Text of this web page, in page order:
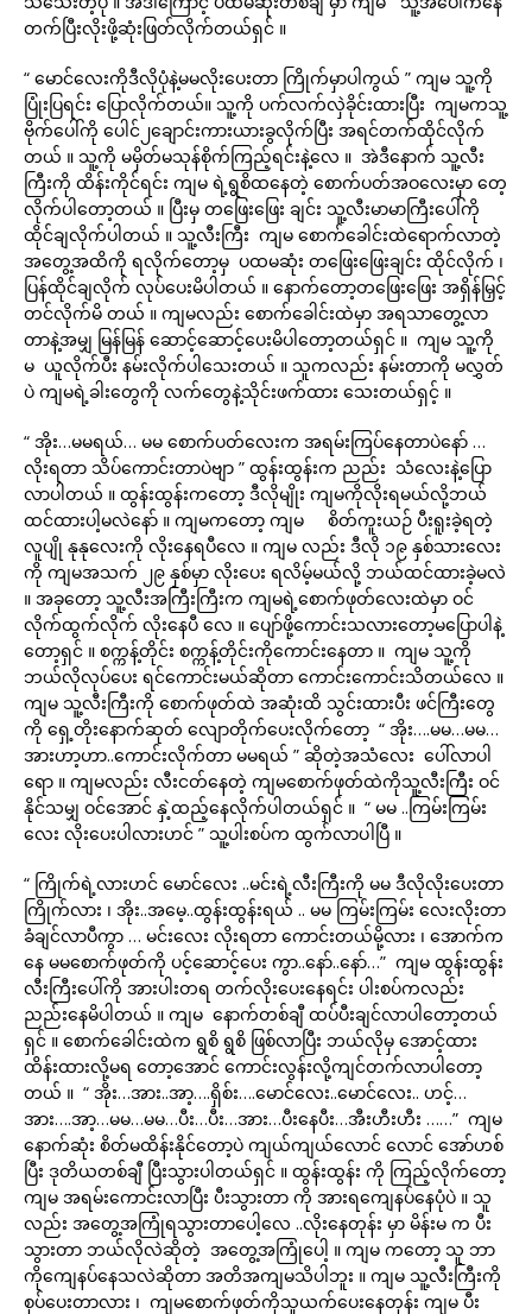
တက်ပြီးလိုးဖို့ဆုံးဖြတ်လိုက်တယ်ရှင် ။
“ မောင်လေးကိုဒီလိုပုံနဲ့မမလိုးပေးတာ ကြိုက်မှာပါကွယ် ” ကျမ သူ့ကို
ပြုံးပြရင်း ပြောလိုက်တယ်။ သူ့ကို ပက်လက်လှဲခိုင်းထားပြီး ကျမကသူ့
ဗိုက်ပေါ်ကို ပေါင်၂ချောင်းကားယားခွလိုက်ပြီး အရင်တက်ထိုင်လိုက်
တယ် ။ သူ့ကို မမှိတ်မသုန်စိုက်ကြည့်ရင်းနဲ့လေ ။ အဲဒီနောက် သူ့လီး
ကြီးကို ထိန်းကိုင်ရင်း ကျမ ရဲ့ရွစိထနေတဲ့ စောက်ပတ်အဝလေးမှာ တေ့
လိုက်ပါတော့တယ် ။ ပြီးမှ တဖြေးဖြေး ချင်း သူ့လီးမာမာကြီးပေါ်ကို
ထိုင်ချလိုက်ပါတယ် ။ သူ့လီးကြီး ကျမ စောက်ခေါင်းထဲရောက်လာတဲ့
အတွေ့အထိကို ရလိုက်တော့မှ ပထမဆုံး တဖြေးဖြေးချင်း ထိုင်လိုက် ၊
ပြန်ထိုင်ချလိုက် လုပ်ပေးမိပါတယ် ။ နောက်တော့တဖြေးဖြေး အရှိန်မြှင့်
တင်လိုက်မိ တယ် ။ ကျမလည်း စောက်ခေါင်းထဲမှာ အရသာတွေ့လာ
တာနဲ့အမျှ မြန်မြန် ဆောင့်ဆောင့်ပေးမိပါတော့တယ်ရှင် ။ ကျမ သူ့ကို
မ ယူလိုက်ပီး နမ်းလိုက်ပါသေးတယ် ။ သူကလည်း နမ်းတာကို မလွှတ်
ပဲ ကျမရဲ့ခါးတွေကို လက်တွေနဲ့သိုင်းဖက်ထား သေးတယ်ရှင့် ။
“ အိုး…မမရယ်… မမ စောက်ပတ်လေးက အရမ်းကြပ်နေတာပဲနော် …
လိုးရတာ သိပ်ကောင်းတာပဲဗျာ ” ထွန်းထွန်းက ညည်း သံလေးနဲ့ပြော
လာပါတယ် ။ ထွန်းထွန်းကတော့ ဒီလိုမျိုး ကျမကိုလိုးရမယ်လို့ဘယ်
ထင်ထားပါ့မလဲနော် ။ ကျမကတော့ ကျမ စိတ်ကူးယဉ် ပီးရူးခဲ့ရတဲ့
လူပျို နုနုလေးကို လိုးနေရပီလေ ။ ကျမ လည်း ဒီလို ၁၉ နှစ်သားလေး
ကို ကျမအသက် ၂၉ နှစ်မှာ လိုးပေး ရလိမ့်မယ်လို့ ဘယ်ထင်ထားခဲ့မလဲ
။ အခုတော့ သူ့လီးအကြီးကြီးက ကျမရဲ့စောက်ဖုတ်လေးထဲမှာ ဝင်
လိုက်ထွက်လိုက် လိုးနေပီ လေ ။ ပျော်ဖို့ကောင်းသလားတော့မပြောပါနဲ့
တော့ရှင် ။ စက္ကန့်တိုင်း စက္ကန့်တိုင်းကိုကောင်းနေတာ ။ ကျမ သူ့ကို
ဘယ်လိုလုပ်ပေး ရင်ကောင်းမယ်ဆိုတာ ကောင်းကောင်းသိတယ်လေ ။
ကျမ သူ့လီးကြီးကို စောက်ဖုတ်ထဲ အဆုံးထိ သွင်းထားပီး ဖင်ကြီးတွေ
ကို ရှေ့တိုးနောက်ဆုတ် လျောတိုက်ပေးလိုက်တော့ “ အိုး….မမ…မမ…
အားဟာ့ဟာ..ကောင်းလိုက်တာ မမရယ် ” ဆိုတဲ့အသံလေး ပေါ်လာပါ
ရော ။ ကျမလည်း လီးငတ်နေတဲ့ ကျမစောက်ဖုတ်ထဲကိုသူ့လီးကြီး ဝင်
နိုင်သမျှ ဝင်အောင် နှဲ့ထည့်နေလိုက်ပါတယ်ရှင် ။ “ မမ ..ကြမ်းကြမ်း
လေး လိုးပေးပါလားဟင် ” သူ့ပါးစပ်က ထွက်လာပါပြီ ။
“ ကြိုက်ရဲ့လားဟင် မောင်လေး ..မင်းရဲ့လီးကြီးကို မမ ဒီလိုလိုးပေးတာ
ကြိုက်လား ၊ အိုး..အမေ့..ထွန်းထွန်းရယ် .. မမ ကြမ်းကြမ်း လေးလိုးတာ
ခံချင်လာပီကွာ … မင်းလေး လိုးရတာ ကောင်းတယ်မို့လား ၊ အောက်က
နေ မမစောက်ဖုတ်ကို ပင့်ဆောင့်ပေး ကွာ..နော်..နော်…” ကျမ ထွန်းထွန်း
လီးကြီးပေါ်ကို အားပါးတရ တက်လိုးပေးနေရင်း ပါးစပ်ကလည်း
ညည်းနေမိပါတယ် ။ ကျမ နောက်တစ်ချီ ထပ်ပီးချင်လာပါတော့တယ်
ရှင် ။ စောက်ခေါင်းထဲက ရွစိ ရွစိ ဖြစ်လာပြီး ဘယ်လိုမှ အောင့်ထား
ထိန်းထားလို့မရ တော့အောင် ကောင်းလွန်းလို့ကျင်တက်လာပါတော့
တယ် ။ “ အိုး…အား..အာ့….ရှိစ်း….မောင်လေး..မောင်လေး.. ဟင့်…
အား….အာ့…မမ…မမ…ပီး…ပီး…အား…ပီးနေပီး…အီးဟီးဟီး ……” ကျမ
နောက်ဆုံး စိတ်မထိန်းနိုင်တော့ပဲ ကျယ်ကျယ်လောင် လောင် အော်ဟစ်
ပြီး ဒုတိယတစ်ချီ ပြီးသွားပါတယ်ရှင် ။ ထွန်းထွန်း ကို ကြည့်လိုက်တော့
ကျမ အရမ်းကောင်းလာပြီး ပီးသွားတာ ကို အားရကျေနပ်နေပုံပဲ ။ သူ
လည်း အတွေ့အကြုံရသွားတာပေါ့လေ ..လိုးနေတုန်း မှာ မိန်းမ က ပီး
သွားတာ ဘယ်လိုလဲဆိုတဲ့ အတွေ့အကြုံပေါ့ ။ ကျမ ကတော့ သူ ဘာ
ကိုကျေနပ်နေသလဲဆိုတာ အတိအကျမသိပါဘူး ။ ကျမ သူ့လီးကြီးကို
စုပ်ပေးတာလား ၊ ကျမစောက်ဖုတ်ကိုသူယက်ပေးနေတုန်း ကျမ ပီး